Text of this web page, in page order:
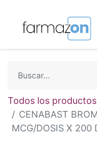
Todos los productos
CENABAST
MCG/DOSIS X 200